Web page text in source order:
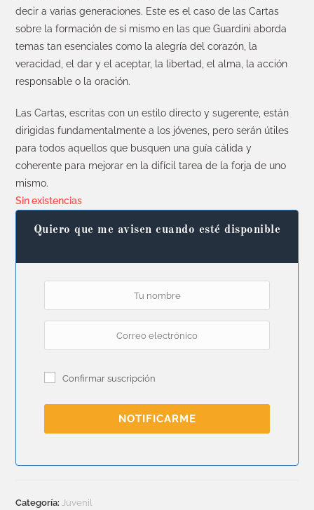
decir a varias generaciones. Este es el caso de las Cartas
sobre la formación de sí mismo en las que Guardini aborda
temas tan esenciales como la alegría del corazón, la
veracidad, el dar y el aceptar, la libertad, el alma, la acción
responsable o la oración.
Las Cartas, escritas con un estilo directo y sugerente, están
dirigidas fundamentalmente a los jóvenes, pero serán útiles
para todos aquellos que busquen una guía cálida y
coherente para mejorar en la difícil tarea de la forja de uno
mismo.
Sin existencias
Quiero que me avisen cuando esté disponible
Confirmar suscripción
NOTIFICARME
Categoría: Juvenil